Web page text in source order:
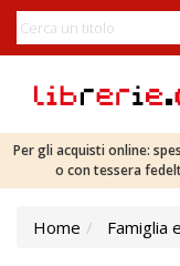
Per gli acquisti online:
o con tessera
Home Famiglia